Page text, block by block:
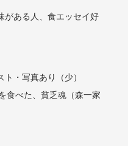
がある人、食エッセイ好
・写真あり（少）
食べた、貧乏魂（森一家